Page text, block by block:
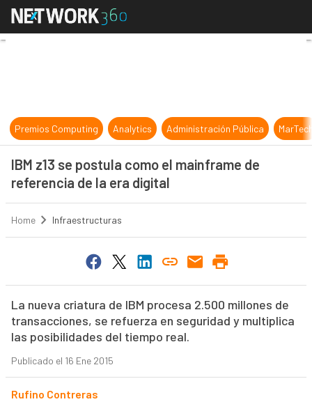
IBM z13 se postula como el
Premios Computing Analytics Administración Pública
IBM z13 se postula como el mainframe de
referencia de la era digital
Home Infraestructuras
La nueva criatura de IBM procesa 2.500 millones de
transacciones, se refuerza en seguridad y multiplica
las posibilidades del tiempo real.
Publicado el 16 Ene 2015
Rufino Contreras